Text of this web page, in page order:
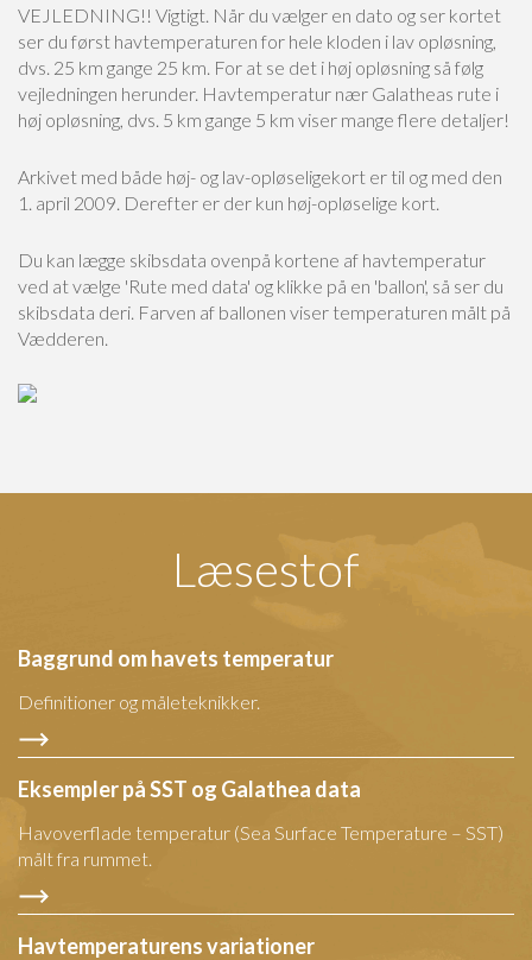
VEJLEDNING!! Vigtigt. Når du vælger en dato og ser kortet
ser du først havtemperaturen for hele kloden i lav opløsning,
dvs. 25 km gange 25 km. For at se det i høj opløsning så følg
vejledningen herunder. Havtemperatur nær Galatheas rute i
høj opløsning, dvs. 5 km gange 5 km viser mange flere detaljer!
Arkivet med både høj- og lav-opløseligekort er til og med den
1. april 2009. Derefter er der kun høj-opløselige kort.
Du kan lægge skibsdata ovenpå kortene af havtemperatur
ved at vælge 'Rute med data' og klikke på en 'ballon', så ser du
skibsdata deri. Farven af ballonen viser temperaturen målt på
Vædderen.
Læsestof
Baggrund om havets temperatur
Definitioner og måleteknikker.
Eksempler på SST og Galathea data
Havoverflade temperatur (Sea Surface Temperature – SST)
målt fra rummet.
Havtemperaturens variationer